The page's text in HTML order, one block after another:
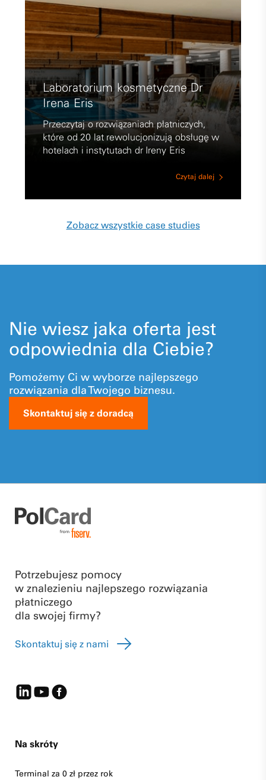
Laboratorium kosmetyczne Dr
Irena Eris
Przeczytaj o rozwiązaniach płatniczych,
które od 20 lat rewolucjonizują obsługę w
hotelach i instytutach dr Ireny Eris
Czytaj dalej
Zobacz wszystkie case studies
Nie wiesz jaka oferta jest
odpowiednia dla Ciebie?
Pomożemy Ci w wyborze najlepszego
rozwiązania dla Twojego biznesu.
Skontaktuj się z doradcą
Potrzebujesz pomocy
w znalezieniu najlepszego rozwiązania
płatniczego
dla swojej firmy?
Skontaktuj się z nami
Na skróty
Terminal za 0 zł przez rok